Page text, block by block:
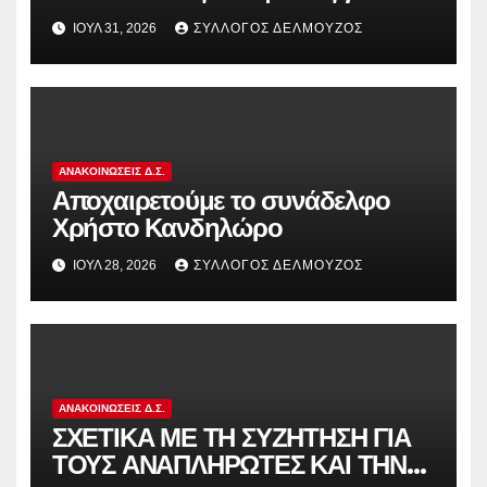
διωκόμενους εκπαιδευτικούς που
συμμετείχαν στον αγώνα ενάντια
στην αντιδραστική αξιολόγηση!
ΙΟΎΛ 31, 2026 ΣΎΛΛΟΓΟΣ ΔΕΛΜΟΎΖΟΣ
ΑΝΑΚΟΙΝΏΣΕΙΣ Δ.Σ.
Αποχαιρετούμε το συνάδελφο
Χρήστο Κανδηλώρο
ΙΟΎΛ 28, 2026 ΣΎΛΛΟΓΟΣ ΔΕΛΜΟΎΖΟΣ
ΑΝΑΚΟΙΝΏΣΕΙΣ Δ.Σ.
ΣΧΕΤΙΚΑ ΜΕ ΤΗ ΣΥΖΗΤΗΣΗ ΓΙΑ
ΤΟΥΣ ΑΝΑΠΛΗΡΩΤΕΣ ΚΑΙ ΤΗΝ